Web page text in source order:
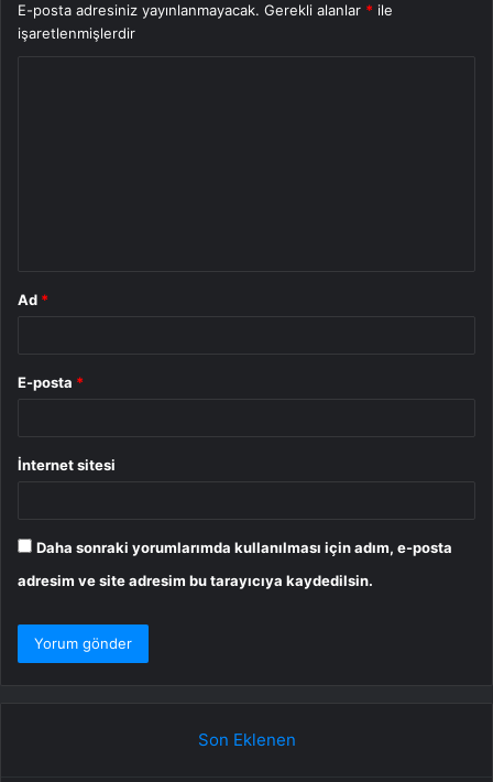
E-posta adresiniz yayınlanmayacak. Gerekli alanlar * ile
işaretlenmişlerdir
Ad *
E-posta *
İnternet sitesi
Daha sonraki yorumlarımda kullanılması için adım, e-posta
adresim ve site adresim bu tarayıcıya kaydedilsin.
Son Eklenen